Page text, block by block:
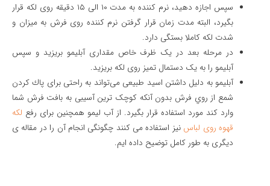
سپس اجازه دهید، نرم کننده به مدت ۱۰ الی ۱۵ دقیقه روی لکه قرار
بگیرد، البته مدت زمان قرار گرفتن نرم کننده روی فرش به میزان و
شدت لکه کاملا بستگی دارد.
در مرحله بعد در یک ظرف خاص مقداری آبلیمو بریزید و سپس
آبلیمو را به یک دستمال تمیز روی لکه بریزید.
آبلیمو به دلیل داشتن اسید طبیعی می‌تواند به راحتی برای پاك كردن
شمع از روي فرش بدون آنکه کوچک ترین آسیبی به بافت فرش شما
وارد کند مورد استفاده قرار بگیرد. از آب لیمو همچنین برای رفع لکه
قهوه روی لباس نیز استفاده می کنند چگونگی انجام آن را در مقاله ی
دیگری به طور کامل توضیح داده ایم.